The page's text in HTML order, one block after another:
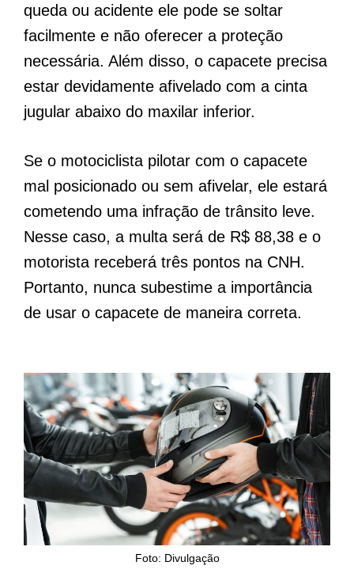
queda ou acidente ele pode se soltar
facilmente e não oferecer a proteção
necessária. Além disso, o capacete precisa
estar devidamente afivelado com a cinta
jugular abaixo do maxilar inferior.
Se o motociclista pilotar com o capacete
mal posicionado ou sem afivelar, ele estará
cometendo uma infração de trânsito leve.
Nesse caso, a multa será de R$ 88,38 e o
motorista receberá três pontos na CNH.
Portanto, nunca subestime a importância
de usar o capacete de maneira correta.
Foto: Divulgação